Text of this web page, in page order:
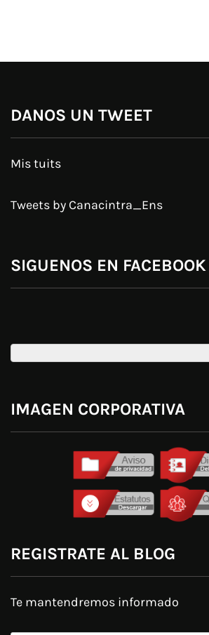
DANOS UN TWEET
Mis tuits
Tweets by Canacintra_Ens
SIGUENOS EN FACEBOOK
IMAGEN CORPORATIVA
REGISTRATE AL BLOG
Te mantendremos informado